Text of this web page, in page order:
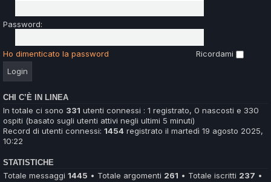
Password:
Ho dimenticato la password Ricordami
CHI C’È IN LINEA
In totale ci sono 331 utenti connessi : 1 registrato, 0 nascosti e 330
ospiti (basato sugli utenti attivi negli ultimi 5 minuti)
Record di utenti connessi: 1454 registrato il martedì 19 agosto 2025,
10:22
STATISTICHE
Totale messaggi 1445 • Totale argomenti 261 • Totale iscritti 237 •